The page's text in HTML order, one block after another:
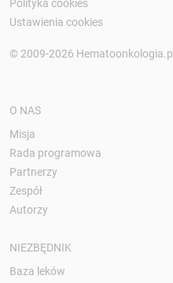
Polityka cookies
Ustawienia cookies
© 2009-2026 Hematoonkologia.pl
O NAS
Misja
Rada programowa
Partnerzy
Zespół
Autorzy
NIEZBĘDNIK
Baza leków